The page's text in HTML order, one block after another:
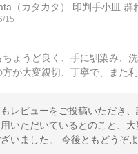
（カタカタ） 印判手小皿 群
15
ょうど良く、手に馴染み、
が大変親切、丁寧で、また
レビューをご投稿いただき
いただいているとのこと、
いました。 今後ともどうぞ